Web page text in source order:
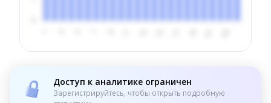
Доступ к аналитике ограничен
Зарегистрируйтесь, чтобы открыть подробную